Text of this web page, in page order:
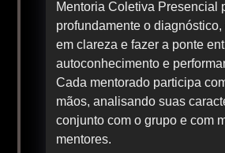
Mentoria Coletiva Presencial
profundamente o
em clareza e fazer a ponte
autoconhecimento e
Cada mentorado participa
mãos, analisando suas
conjunto com o grupo e com
mentores.